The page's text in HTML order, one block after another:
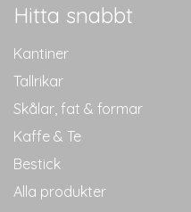
Hitta snabbt
Kantiner
Tallrikar
Skålar, fat & formar
Kaffe & Te
Bestick
Alla produkter